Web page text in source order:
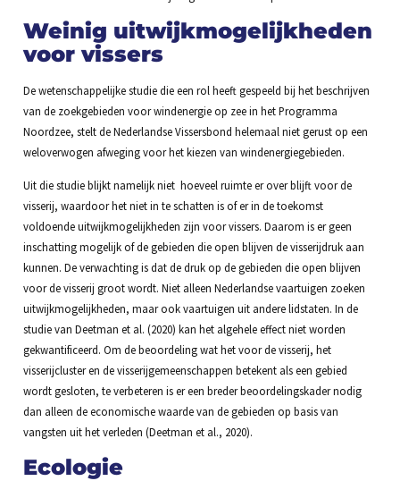
Weinig uitwijkmogelijkheden
voor vissers
De wetenschappelijke studie die een rol heeft gespeeld bij het beschrijven
van de zoekgebieden voor windenergie op zee in het Programma
Noordzee, stelt de Nederlandse Vissersbond helemaal niet gerust op een
weloverwogen afweging voor het kiezen van windenergiegebieden.
Uit die studie blijkt namelijk niet hoeveel ruimte er over blijft voor de
visserij, waardoor het niet in te schatten is of er in de toekomst
voldoende uitwijkmogelijkheden zijn voor vissers. Daarom is er geen
inschatting mogelijk of de gebieden die open blijven de visserijdruk aan
kunnen. De verwachting is dat de druk op de gebieden die open blijven
voor de visserij groot wordt. Niet alleen Nederlandse vaartuigen zoeken
uitwijkmogelijkheden, maar ook vaartuigen uit andere lidstaten. In de
studie van Deetman et al. (2020) kan het algehele effect niet worden
gekwantificeerd. Om de beoordeling wat het voor de visserij, het
visserijcluster en de visserijgemeenschappen betekent als een gebied
wordt gesloten, te verbeteren is er een breder beoordelingskader nodig
dan alleen de economische waarde van de gebieden op basis van
vangsten uit het verleden (Deetman et al., 2020).
Ecologie